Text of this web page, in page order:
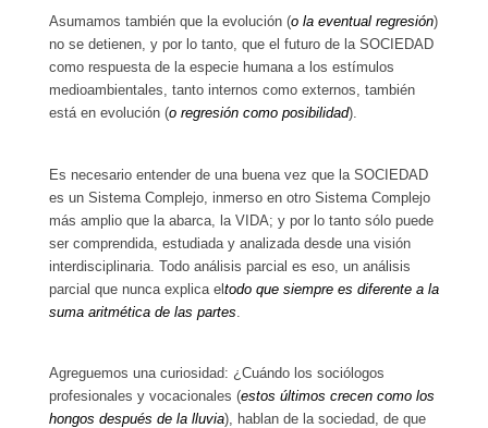
Asumamos también que la evolución (o la eventual regresión)
no se detienen, y por lo tanto, que el futuro de la SOCIEDAD
como respuesta de la especie humana a los estímulos
medioambientales, tanto internos como externos, también
está en evolución (o regresión como posibilidad).
Es necesario entender de una buena vez que la SOCIEDAD
es un Sistema Complejo, inmerso en otro Sistema Complejo
más amplio que la abarca, la VIDA; y por lo tanto sólo puede
ser comprendida, estudiada y analizada desde una visión
interdisciplinaria. Todo análisis parcial es eso, un análisis
parcial que nunca explica eltodo que siempre es diferente a la
suma aritmética de las partes
Agreguemos una curiosidad: ¿Cuándo los sociólogos
profesionales y vocacionales (estos últimos crecen como los
hongos después de la lluvia), hablan de la sociedad, de que